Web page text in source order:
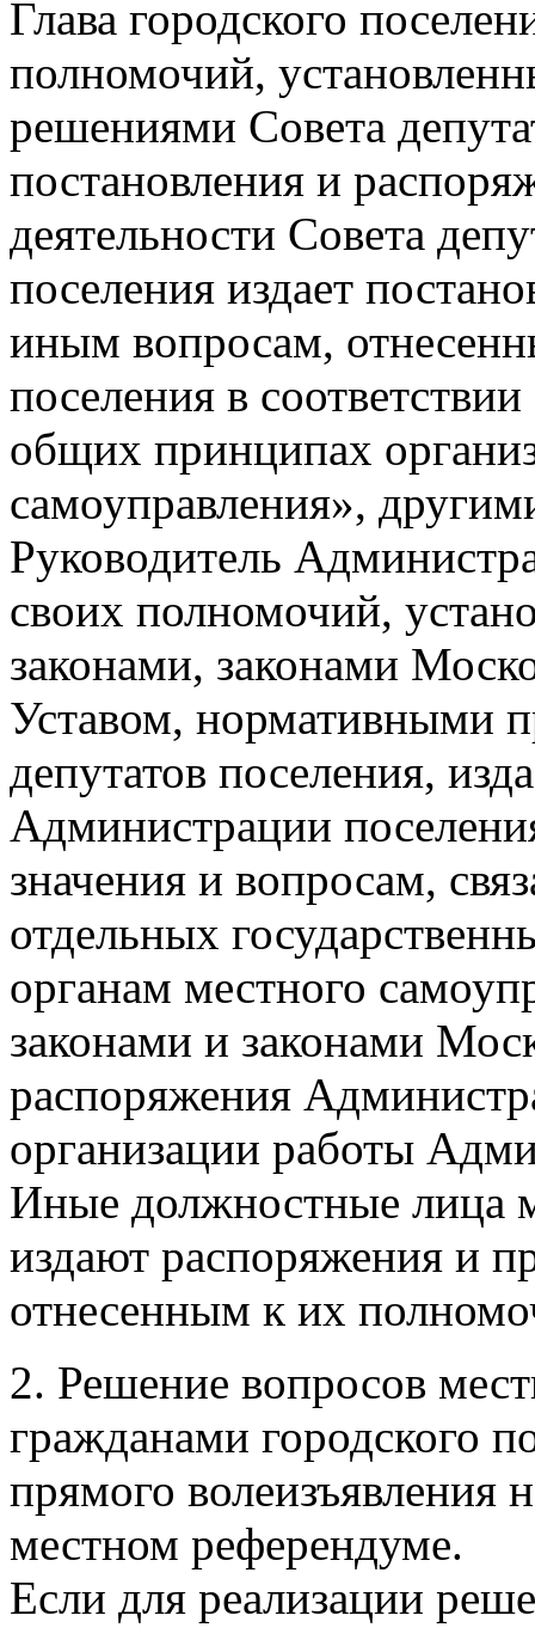
Глава городского
полномочий,
решениями Совета
постановления и
деятельности Совета
поселения издает
иным вопросам,
поселения в
общих принципах
самоуправления»,
Руководитель
своих полномочий,
законами, законами
Уставом, нормативными
депутатов поселения,
Администрации
значения и вопросам,
отдельных
органам местного
законами и законами
распоряжения
организации работы
Иные должностные лица
издают распоряжения и
отнесенным к их
2. Решение вопросов
гражданами городского
прямого волеизъявления
местном референдуме.
Если для реализации